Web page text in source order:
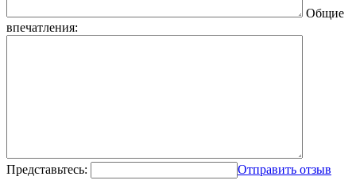
Общие
впечатления:
Представьтесь: Отправить отзыв